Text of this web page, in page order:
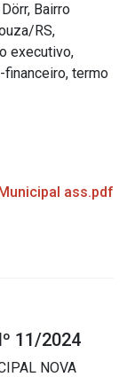
Bairro
RS,
executivo,
termo
ass.pdf
11/2024
NOVA